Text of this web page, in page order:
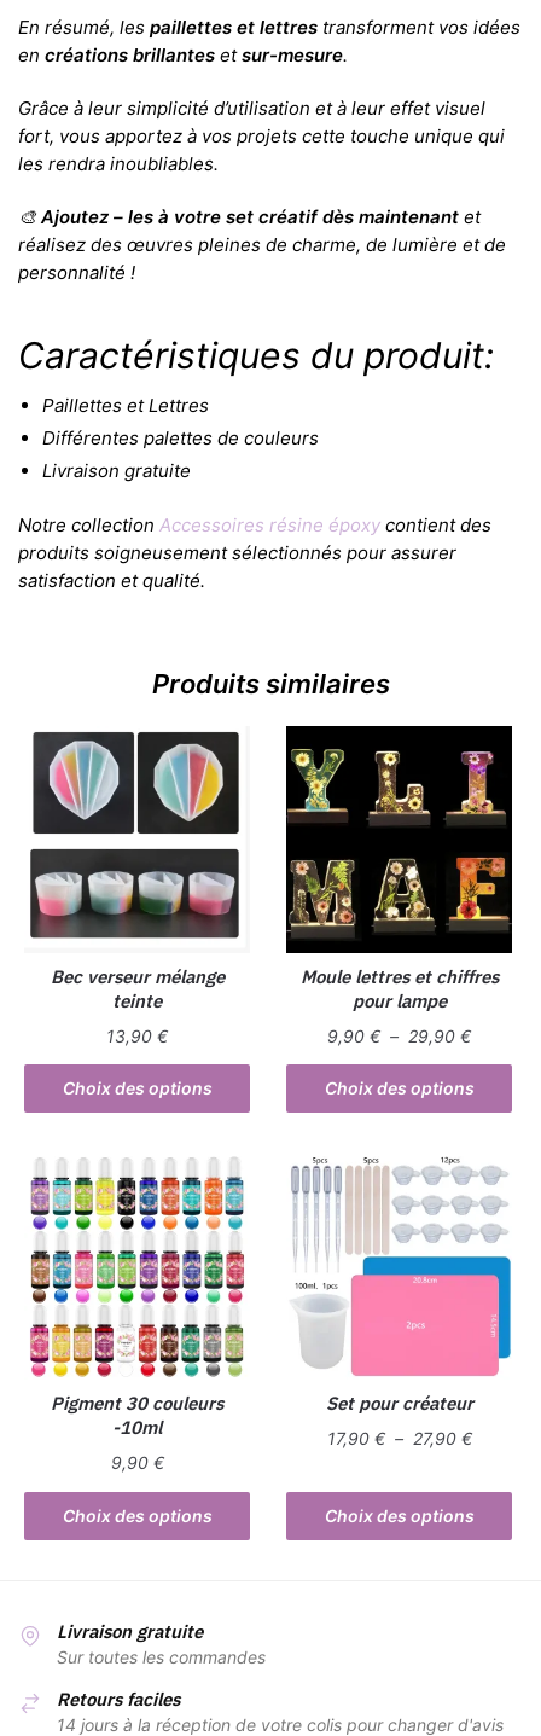
En résumé, les paillettes et lettres transforment vos idées
en créations brillantes etsur-mesure.
Grâce à leur simplicité d’utilisation et à leur effet visuel
fort, vous apportez à vos projets cette touche unique qui
les rendra inoubliables.
🎨Ajoutez – les à votre set créatif dès maintenant et
réalisez des œuvres pleines de charme, de lumière et de
personnalité !
Caractéristiques du produit:
Paillettes et Lettres
Différentes palettes de couleurs
Livraison gratuite
Notre collection Accessoires résine époxy contient des
produits soigneusement sélectionnés pour assurer
satisfaction et qualité.
Produits similaires
Bec verseur mélange
teinte
13,90€
Choix des options
Ce
produit
variations.
Les
options
peuvent
être
choisies
sur
la
page
du
produit
Moule lettres et chiffres
pour lampe
9,90€ – 29,90€Plage
de
prix :
9,90 €
29,90 €
Choix des options
Ce
produit
plusieurs
variations.
Les
options
peuvent
sur
la
page
produit
Pigment 30 couleurs
-10ml
9,90 €
Choix des options
Ce
produit
variations.
Les
peuvent
Set pour créateur
17,90 € – 27,90 €Plage
prix :
17,90 €
à
Choix des options
produit
a
être
Livraison gratuite
Sur toutes les commandes
Retours faciles
14 jours à la réception de votre colis pour changer d'avis